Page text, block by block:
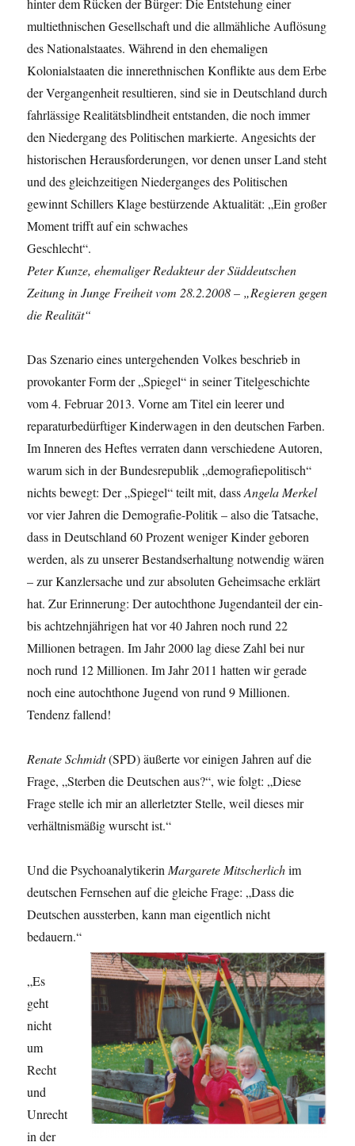
hinter dem Rücken der Bürger: Die Entstehung einer
multiethnischen Gesellschaft und die allmähliche Auflösung
des Nationalstaates. Während in den ehemaligen
Kolonialstaaten die innerethnischen Konflikte aus dem Erbe
der Vergangenheit resultieren, sind sie in Deutschland durch
fahrlässige Realitätsblindheit entstanden, die noch immer
den Niedergang des Politischen markierte. Angesichts der
historischen Herausforderungen, vor denen unser Land steht
und des gleichzeitigen Niederganges des Politischen
gewinnt Schillers Klage bestürzende Aktualität: „Ein großer
Moment trifft auf ein schwaches
Geschlecht“.
Peter Kunze, ehemaliger Redakteur der Süddeutschen
Zeitung in Junge Freiheit vom 28.2.2008 – „Regieren gegen
die Realität“
Das Szenario eines untergehenden Volkes beschrieb in
provokanter Form der „Spiegel“ in seiner Titelgeschichte
vom 4. Februar 2013. Vorne am Titel ein leerer und
reparaturbedürftiger Kinderwagen in den deutschen Farben.
Im Inneren des Heftes verraten dann verschiedene Autoren,
warum sich in der Bundesrepublik „demografiepolitisch“
nichts bewegt: Der „Spiegel“ teilt mit, dassAngela Merkel
vor vier Jahren die Demografie-Politik – also die Tatsache,
dass in Deutschland 60 Prozent weniger Kinder geboren
werden, als zu unserer Bestandserhaltung notwendig wären
– zur Kanzlersache und zur absoluten Geheimsache erklärt
hat. Zur Erinnerung: Der autochthone Jugendanteil der ein-
bis achtzehnjährigen hat vor 40 Jahren noch rund 22
Millionen betragen. Im Jahr 2000 lag diese Zahl bei nur
noch rund 12 Millionen. Im Jahr 2011 hatten wir gerade
noch eine autochthone Jugend von rund 9 Millionen.
Tendenz fallend!
Renate Schmidt(SPD) äußerte vor einigen Jahren auf die
Frage, „Sterben die Deutschen aus?“, wie folgt: „Diese
Frage stelle ich mir an allerletzter Stelle, weil dieses mir
verhältnismäßig wurscht ist.“
Und die Psychoanalytikerin Margarete Mitscherlichim
deutschen Fernsehen auf die gleiche Frage: „Dass die
Deutschen aussterben, kann man eigentlich nicht
bedauern.“
„Es
geht
nicht
um
Recht
und
Unrecht
in der